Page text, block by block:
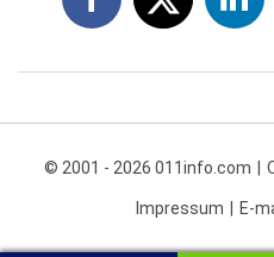
© 2001 - 2026 011info.com
Impressum E-